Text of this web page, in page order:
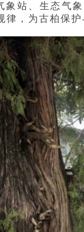
站、生态气
律，为古柏保